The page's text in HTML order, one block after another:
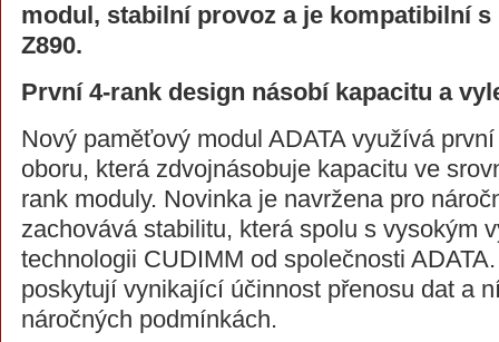
modul, stabilní provoz a je kompatibilní
Z890.
První 4-rank design násobí kapacitu a
Nový paměťový modul ADATA využívá
oboru, která zdvojnásobuje kapacitu ve
rank moduly. Novinka je navržena pro
zachovává stabilitu, která spolu s vysokým
technologii CUDIMM od společnosti
poskytují vynikající účinnost přenosu dat a
náročných podmínkách.